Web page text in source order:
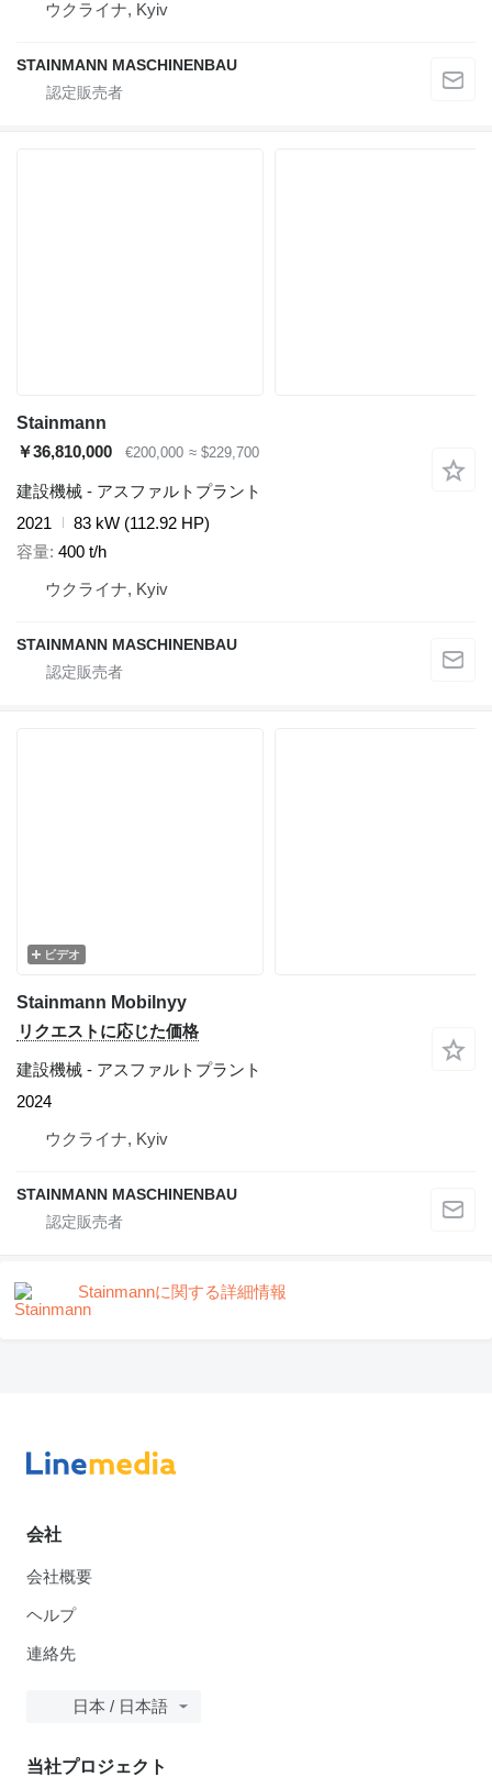
ウクライナ, Kyiv
STAINMANN MASCHINENBAU
Stainmann
￥36,810,000
€200,000 ≈ $229,700
建設機械 - アスファルトプラント
2021
83 kW (112.92 HP)
容量 400 t/h
ウクライナ, Kyiv
STAINMANN MASCHINENBAU
ビデオ
Stainmann Mobilnyy
リクエストに応じた価格
建設機械 - アスファルトプラント
2024
ウクライナ, Kyiv
STAINMANN MASCHINENBAU
Stainmannに関する詳細情報
会社
会社概要
ヘルプ
連絡先
日本 / 日本語
当社プロジェクト